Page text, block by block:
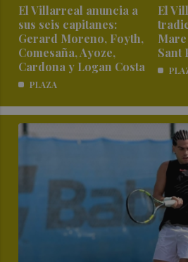
El Villarreal anuncia a
sus seis capitanes:
Gerard Moreno, Foyth,
Comesaña, Ayoze,
Cardona y Logan Costa
PLAZA
El
Sant